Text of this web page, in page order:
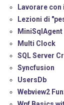
Lavorare con
Lezioni di
MiniSqlAgent
Multi Clock
SQL Server
Syncfusion
UsersDb
Webview2